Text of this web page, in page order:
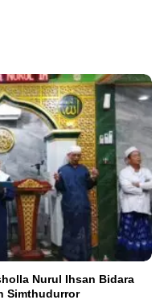
Nurul Ihsan Bidara
Simthudurror